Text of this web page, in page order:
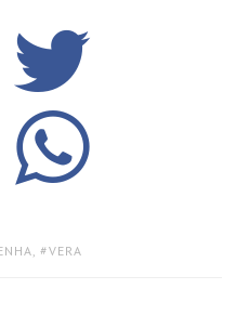
, VERA